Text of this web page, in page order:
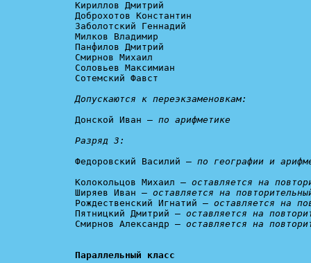
Кириллов Дмитрий
Доброхотов Константин
Заболотский Геннадий
Милков Владимир
Панфилов Дмитрий
Смирнов Михаил
Соловьев Максимиан
Сотемский Фавст
Допускаются к переэкзаменовкам:
Донской Иван — по арифметике
Разряд 3:
Федоровский Василий — по географии и
Колокольцов Михаил — оставляется на
Ширяев Иван — оставляется на
Рождественский Игнатий — оставляется на
Пятницкий Дмитрий — оставляется на
Смирнов Александр — оставляется на
Параллельный класс